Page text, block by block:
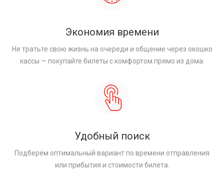
Экономия времени
Не тратьте свою жизнь на очереди и общение через окошко
кассы — покупайте билеты с комфортом прямо из дома.
Удобный поиск
Подберём оптимальный вариант по времени отправления
или прибытия и стоимости билета.